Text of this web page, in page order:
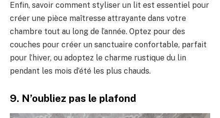
Enfin, savoir comment styliser un lit est essentiel pour
créer une pièce maîtresse attrayante dans votre
chambre tout au long de l’année. Optez pour des
couches pour créer un sanctuaire confortable, parfait
pour l’hiver, ou adoptez le charme rustique du lin
pendant les mois d’été les plus chauds.
9. N’oubliez pas le plafond